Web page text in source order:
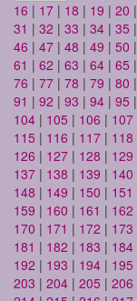
16 | 17 | 18 | 19 | 20 |
31 | 32 | 33 | 34 | 35 |
46 | 47 | 48 | 49 | 50 |
61 | 62 | 63 | 64 | 65 |
76 | 77 | 78 | 79 | 80 |
91 | 92 | 93 | 94 | 95 |
104 | 105 | 106 | 107
115 | 116 | 117 | 118
126 | 127 | 128 | 129
137 | 138 | 139 | 140
148 | 149 | 150 | 151
159 | 160 | 161 | 162
170 | 171 | 172 | 173
181 | 182 | 183 | 184
192 | 193 | 194 | 195
203 | 204 | 205 | 206